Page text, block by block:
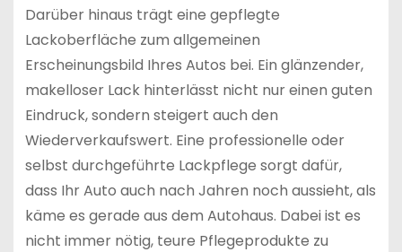
Darüber hinaus trägt eine gepflegte
Lackoberfläche zum allgemeinen
Erscheinungsbild Ihres Autos bei. Ein glänzender,
makelloser Lack hinterlässt nicht nur einen guten
Eindruck, sondern steigert auch den
Wiederverkaufswert. Eine professionelle oder
selbst durchgeführte Lackpflege sorgt dafür,
dass Ihr Auto auch nach Jahren noch aussieht, als
käme es gerade aus dem Autohaus. Dabei ist es
nicht immer nötig, teure Pflegeprodukte zu